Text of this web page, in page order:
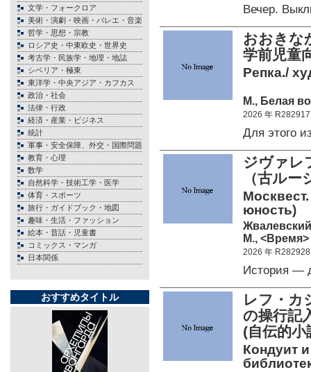
文学・フォークロア
美術・演劇・映画・バレエ・音楽
哲学・思想・宗教
ロシア史・中東欧史・世界史
考古学・民族学・地理・地誌
シベリア・極東
東洋学・中央アジア・カフカス
政治・社会
法律・行政
経済・産業・ビジネス
統計
軍事・安全保障、外交・国際問題
教育・心理
数学
自然科学・技術工学・医学
体育・スポーツ
旅行・ガイドブック・地図
趣味・生活・ファッション
絵本・昔話・児童書
コミックス・マンガ
日本関係
おすすめタイトル
Вечер.
おおきな
学前児童
Репка./
М., Белая
2026 年 R282917
Для этого
ジヴァレ
（古ル
юность)
М., <Время>
2026 年 R282928
История —
レフ・カ
の操行記
(自伝的小
Кондуит